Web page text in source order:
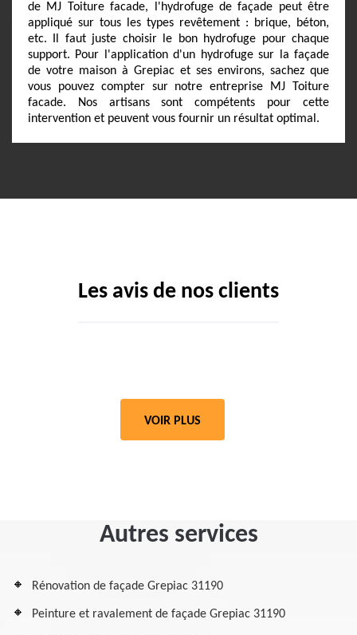
de MJ Toiture facade, l'hydrofuge de façade peut être
appliqué sur tous les types revêtement : brique, béton,
etc. Il faut juste choisir le bon hydrofuge pour chaque
support. Pour l'application d'un hydrofuge sur la façade
de votre maison à Grepiac et ses environs, sachez que
vous pouvez compter sur notre entreprise MJ Toiture
facade. Nos artisans sont compétents pour cette
intervention et peuvent vous fournir un résultat optimal.
Les avis de nos clients
VOIR PLUS
Autres services
Rénovation de façade Grepiac 31190
Peinture et ravalement de façade Grepiac 31190